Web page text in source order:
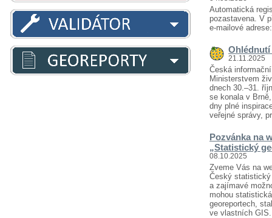
Automatická
pozastavena. V
e-mailové
Ohlédnutí
21.11.2025
Česká
Ministerstvem
dnech 30.–31.
se konala v
dny plné
veřejné správy,
Pozvánka na
„Statistický
08.10.2025
Zveme Vás na
Český
a zajímavé
mohou
georeportech,
ve vlastních